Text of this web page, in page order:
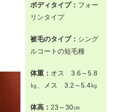
ボディタイプ： フォー
リンタイプ
被毛のタイプ： シング
ルコートの短毛種
体重： オス 3.6～5.8
㎏、メス 3.2 ～5.4㎏
体高： 23～30㎝